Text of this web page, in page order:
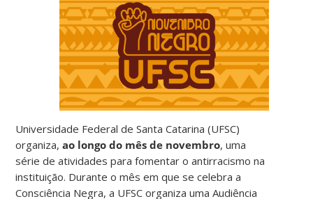
Universidade Federal de Santa Catarina (UFSC)
organiza,ao longo do mês de novembro, uma
série de atividades para fomentar o antirracismo na
instituição. Durante o mês em que se celebra a
Consciência Negra, a UFSC organiza uma Audiência